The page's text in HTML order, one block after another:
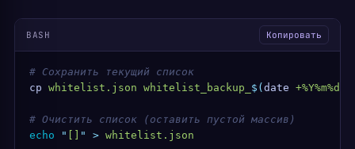
BASH Копировать
# Сохранить текущий список
cp whitelist.json whitelist_backup_ $( date +%Y%m%d
# Очистить список (оставить пустой массив)
echo " " > whitelist.json